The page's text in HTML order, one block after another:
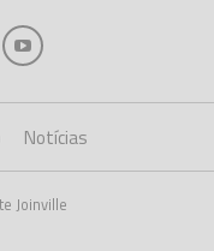
Notícias
Joinville